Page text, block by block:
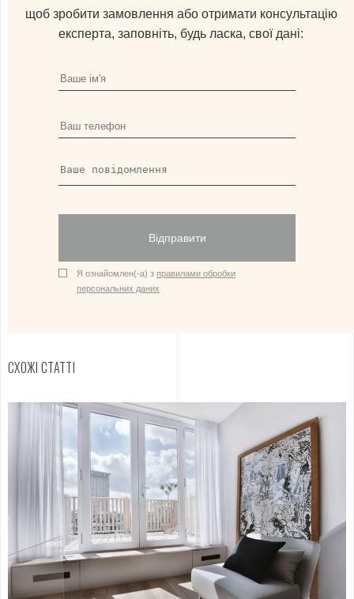
щоб зробити замовлення або отримати консультацію
експерта, заповніть, будь ласка, свої дані:
Відправити
Я ознайомлен(-а) з правилами обробки
персональних даних
СХОЖІ СТАТТІ